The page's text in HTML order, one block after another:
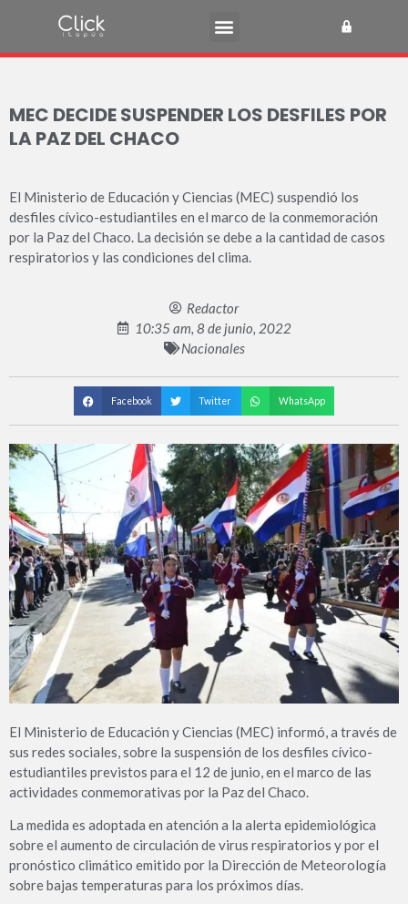
MEC DECIDE SUSPENDER LOS DESFILES POR
LA PAZ DEL CHACO
El Ministerio de Educación y Ciencias (MEC) suspendió los
desfiles cívico-estudiantiles en el marco de la conmemoración
por la Paz del Chaco. La decisión se debe a la cantidad de casos
respiratorios y las condiciones del clima.
Redactor
10:35 am, 8 de junio, 2022
Nacionales
Facebook Twitter WhatsApp
El Ministerio de Educación y Ciencias (MEC) informó, a través de
sus redes sociales, sobre la suspensión de los desfiles cívico-
estudiantiles previstos para el 12 de junio, en el marco de las
actividades conmemorativas por la Paz del Chaco.
La medida es adoptada en atención a la alerta epidemiológica
sobre el aumento de circulación de virus respiratorios y por el
pronóstico climático emitido por la Dirección de Meteorología
sobre bajas temperaturas para los próximos días.